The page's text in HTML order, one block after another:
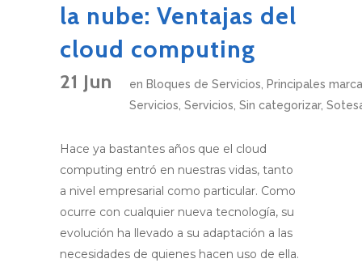
21 Jun
la nube: Ventajas del
cloud computing
en Bloques de Servicios, Principales
Servicios, Servicios, Sin categorizar,
Hace ya bastantes años que el cloud
computing entró en nuestras vidas, tanto
a nivel empresarial como particular. Como
ocurre con cualquier nueva tecnología, su
evolución ha llevado a su adaptación a las
necesidades de quienes hacen uso de ella.